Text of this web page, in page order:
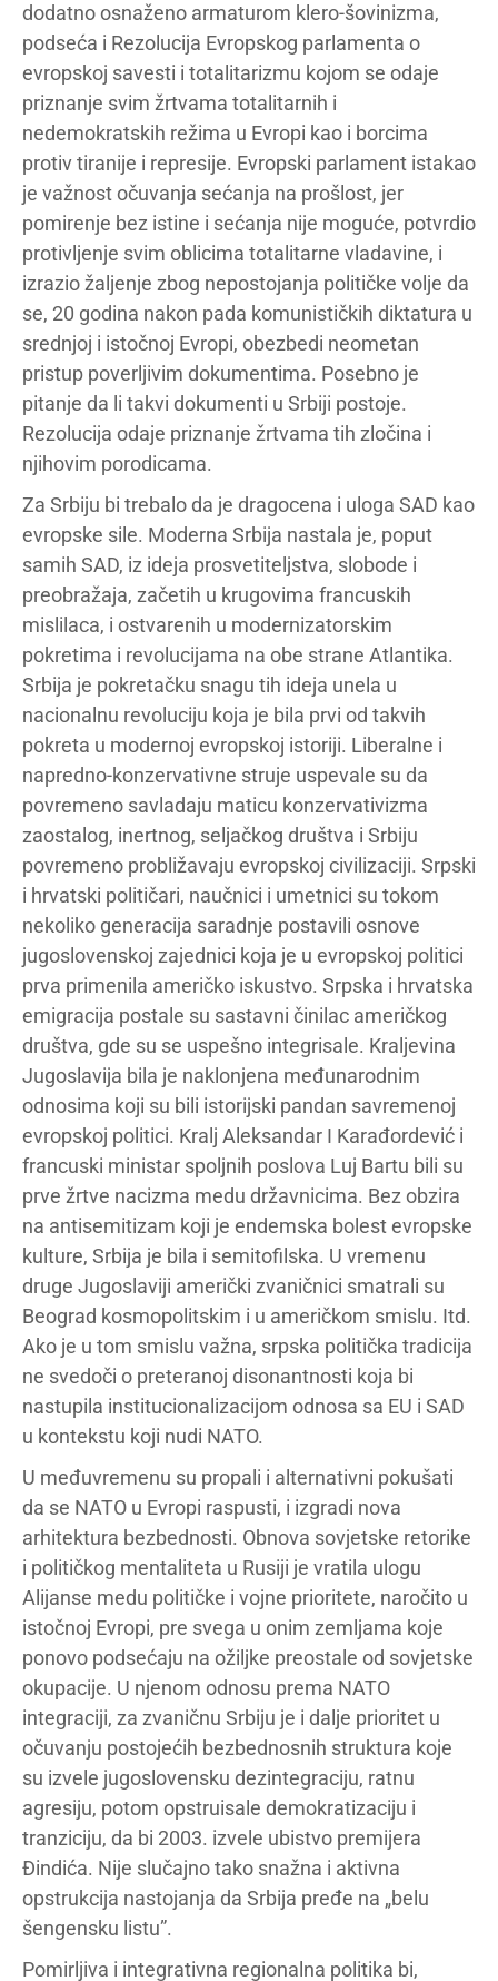
dodatno osnaženo armaturom klero-šovinizma,
podseća i Rezolucija Evropskog parlamenta o
evropskoj savesti i totalitarizmu kojom se odaje
priznanje svim žrtvama totalitarnih i
nedemokratskih režima u Evropi kao i borcima
protiv tiranije i represije. Evropski parlament istakao
je važnost očuvanja sećanja na prošlost, jer
pomirenje bez istine i sećanja nije moguće, potvrdio
protivljenje svim oblicima totalitarne vladavine, i
izrazio žaljenje zbog nepostojanja političke volje da
se, 20 godina nakon pada komunističkih diktatura u
srednjoj i istočnoj Evropi, obezbedi neometan
pristup poverljivim dokumentima. Posebno je
pitanje da li takvi dokumenti u Srbiji postoje.
Rezolucija odaje priznanje žrtvama tih zločina i
njihovim porodicama.
Za Srbiju bi trebalo da je dragocena i uloga SAD kao
evropske sile. Moderna Srbija nastala je, poput
samih SAD, iz ideja prosvetiteljstva, slobode i
preobražaja, začetih u krugovima francuskih
mislilaca, i ostvarenih u modernizatorskim
pokretima i revolucijama na obe strane Atlantika.
Srbija je pokretačku snagu tih ideja unela u
nacionalnu revoluciju koja je bila prvi od takvih
pokreta u modernoj evropskoj istoriji. Liberalne i
napredno-konzervativne struje uspevale su da
povremeno savladaju maticu konzervativizma
zaostalog, inertnog, seljačkog društva i Srbiju
povremeno probližavaju evropskoj civilizaciji. Srpski
i hrvatski političari, naučnici i umetnici su tokom
nekoliko generacija saradnje postavili osnove
jugoslovenskoj zajednici koja je u evropskoj politici
prva primenila američko iskustvo. Srpska i hrvatska
emigracija postale su sastavni činilac američkog
društva, gde su se uspešno integrisale. Kraljevina
Jugoslavija bila je naklonjena međunarodnim
odnosima koji su bili istorijski pandan savremenoj
evropskoj politici. Kralj Aleksandar I Karađordević i
francuski ministar spoljnih poslova Luj Bartu bili su
prve žrtve nacizma medu državnicima. Bez obzira
na antisemitizam koji je endemska bolest evropske
kulture, Srbija je bila i semitofilska. U vremenu
druge Jugoslaviji američki zvaničnici smatrali su
Beograd kosmopolitskim i u američkom smislu. Itd.
Ako je u tom smislu važna, srpska politička tradicija
ne svedoči o preteranoj disonantnosti koja bi
nastupila institucionalizacijom odnosa sa EU i SAD
u kontekstu koji nudi NATO.
U međuvremenu su propali i alternativni pokušati
da se NATO u Evropi raspusti, i izgradi nova
arhitektura bezbednosti. Obnova sovjetske retorike
i političkog mentaliteta u Rusiji je vratila ulogu
Alijanse medu političke i vojne prioritete, naročito u
istočnoj Evropi, pre svega u onim zemljama koje
ponovo podsećaju na ožiljke preostale od sovjetske
okupacije. U njenom odnosu prema NATO
integraciji, za zvaničnu Srbiju je i dalje prioritet u
očuvanju postojećih bezbednosnih struktura koje
su izvele jugoslovensku dezintegraciju, ratnu
agresiju, potom opstruisale demokratizaciju i
tranziciju, da bi 2003. izvele ubistvo premijera
Đindića. Nije slučajno tako snažna i aktivna
opstrukcija nastojanja da Srbija pređe na „belu
šengensku listu”.
Pomirljiva i integrativna regionalna politika bi,